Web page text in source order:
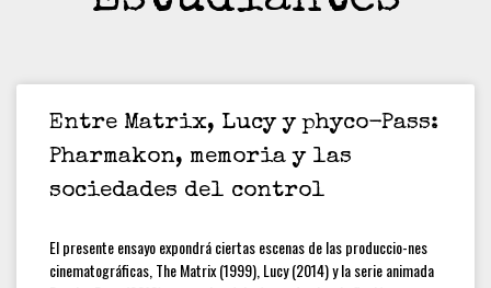
Estudiantes
Convocatoria: Noctografías –
Escrituras para sostener la noche
Convocatoria abierta de Preliminar,
Cuadernos de Trabajo: colección
[CONVOCATORIA CERRADA]
Convocatoria Preliminar: 3ra
Entre Matrix, Lucy y phyco-Pass:
Pharmakon, memoria y las
sociedades del control
El presente ensayo expondrá ciertas escenas de las produccio-nes
cinematográficas, The Matrix (1999), Lucy (2014) y la serie animada